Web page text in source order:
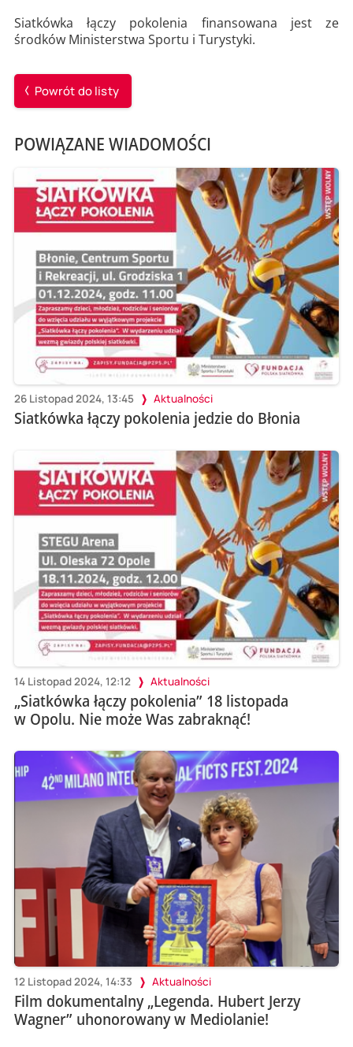
Siatkówka łączy pokolenia finansowana jest ze
środków Ministerstwa Sportu i Turystyki.
Powrót do listy
POWIĄZANE WIADOMOŚCI
26 Listopad 2024, 13:45 Aktualności
Siatkówka łączy pokolenia jedzie do Błonia
14 Listopad 2024, 12:12 Aktualności
„Siatkówka łączy pokolenia” 18 listopada
w Opolu. Nie może Was zabraknąć!
12 Listopad 2024, 14:33 Aktualności
Film dokumentalny „Legenda. Hubert Jerzy
Wagner” uhonorowany w Mediolanie!